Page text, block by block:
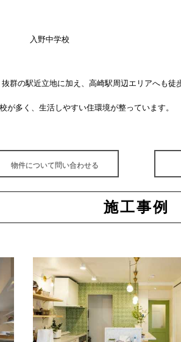
入野中学校
群の駅近立地に加え、高崎駅周辺エリアへも徒
多く、生活しやすい住環境が整っています。
物件について問い合わせる
施工事例